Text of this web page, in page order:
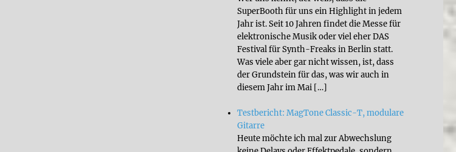
SuperBooth für uns ein Highlight in jedem
Jahr ist. Seit 10 Jahren findet die Messe für
elektronische Musik oder viel eher DAS
Festival für Synth-Freaks in Berlin statt.
Was viele aber gar nicht wissen, ist, dass
der Grundstein für das, was wir auch in
diesem Jahr im Mai […]
Testbericht: MagTone Classic-T, modulare
Gitarre
Heute möchte ich mal zur Abwechslung